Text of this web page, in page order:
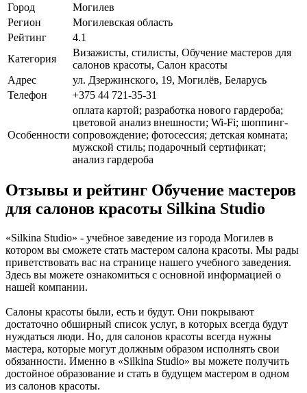
Город
Могилев
Регион
Могилевская область
Рейтинг
4.1
Категория
Визажисты, стилисты, Обучение мастеров для
салонов красоты, Салон красоты
Адрес
ул. Дзержинского, 19, Могилёв, Беларусь
Телефон
+375 44 721-35-31
Особенности
оплата картой; разработка нового гардероба;
цветовой анализ внешности; Wi-Fi; шоппинг-
сопровождение; фотосессия; детская комната;
мужской стиль; подарочный сертификат;
анализ гардероба
Отзывы и рейтинг Обучение мастеров
для салонов красоты Silkina Studio
«Silkina Studio» - учебное заведение из города Могилев в
котором вы сможете стать мастером салона красоты. Мы рады
приветствовать вас на странице нашего учебного заведения.
Здесь вы можете ознакомиться с основной информацией о
нашей компании.
Салоны красоты были, есть и будут. Они покрывают
достаточно обширный список услуг, в которых всегда будут
нуждаться люди. Но, для салонов красоты всегда нужны
мастера, которые могут должным образом исполнять свои
обязанности. Именно в «Silkina Studio» вы можете получить
достойное образование и стать в будущем мастером в одном
из салонов красоты.